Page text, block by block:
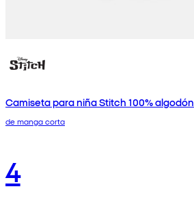
Camiseta para niña Stitch 100% algodón
de manga corta
4